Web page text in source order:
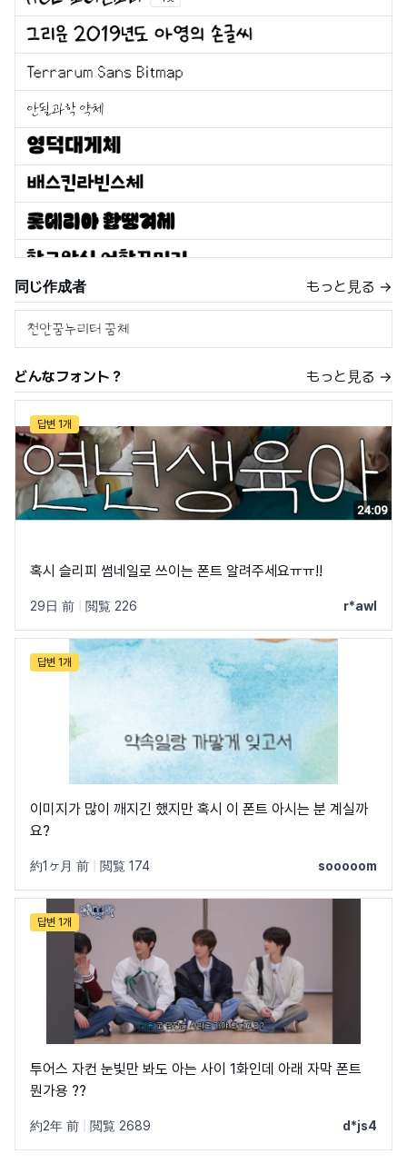
同じ作成者 もっと見る →
どんなフォント？ もっと見る →
답변 1개
혹시 슬리피 썸네일로 쓰이는 폰트 알려주세요ㅠㅠ!!
29日 前 閲覧 226 r*awl
답변 1개
이미지가 많이 깨지긴 했지만 혹시 이 폰트 아시는 분 계실까
요?
約1ヶ月 前 閲覧 174 sooooom
답변 1개
투어스 자컨 눈빛만 봐도 아는 사이 1화인데 아래 자막 폰트
뭔가용 ??
約2年 前 閲覧 2689 d*js4